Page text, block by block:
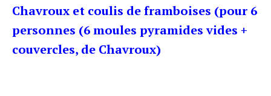
Chavroux et coulis de framboises (pour 6
personnes (6 moules pyramides vides +
couvercles, de Chavroux)